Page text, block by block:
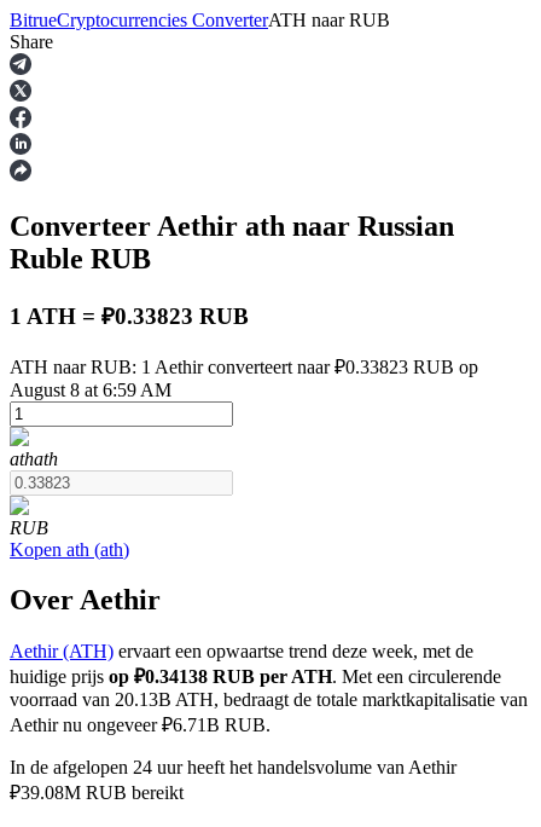
Termijncontracten
USDT-futures
Futures met USDT als onderpand
COIN-M-futures
Cryptocurrency-futures
TradFi
BitrueCryptocurrencies ConverterATH naar RUB
Share
Converteer Aethir ath naar Russian
Ruble RUB
1 ATH = ₽0.33823 RUB
ATH naar RUB: 1 Aethir converteert naar ₽0.33823 RUB op
August 8 at 6:59 AM
athath
RUB
Kopen ath (ath)
Over Aethir
Aethir (ATH) ervaart een opwaartse trend deze week, met de
huidige prijs op ₽0.34138 RUB per ATH. Met een circulerende
voorraad van 20.13B ATH, bedraagt de totale marktkapitalisatie van
Aethir nu ongeveer ₽6.71B RUB.
In de afgelopen 24 uur heeft het handelsvolume van Aethir
₽39.08M RUB bereikt